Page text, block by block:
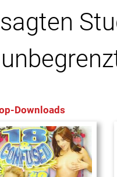
Downloads